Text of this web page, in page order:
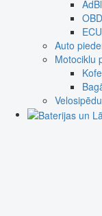
Auto
Motociklu